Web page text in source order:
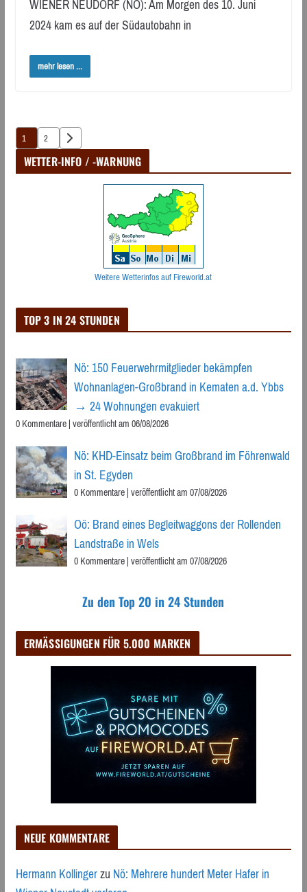
WIENER NEUDORF (NÖ): Am Morgen des 10. Juni
2024 kam es auf der Südautobahn in
mehr lesen ...
Seitennummerierung
der
1 2
WETTER-INFO / -WARNUNG
Weitere Wetterinfos auf Fireworld.at
TOP 3 IN 24 STUNDEN
Nö: 150 Feuerwehrmitglieder bekämpfen
Wohnanlagen-Großbrand in Kematen a.d. Ybbs
→ 24 Wohnungen evakuiert
0 Kommentare|veröffentlicht am 06/08/2026
Nö: KHD-Einsatz beim Großbrand im Föhrenwald
in St. Egyden
0 Kommentare|veröffentlicht am 07/08/2026
Oö: Brand eines Begleitwaggons der Rollenden
Landstraße in Wels
0 Kommentare|veröffentlicht am 07/08/2026
Zu den Top 20 in 24 Stunden
ERMÄSSIGUNGEN FÜR 5.000 MARKEN
NEUE KOMMENTARE
Hermann KollingerzuNö: Mehrere hundert Meter Hafer in